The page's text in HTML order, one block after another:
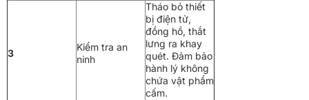
3
Kiểm tra an
ninh
Tháo bỏ thiết
bị điện tử,
đồng hồ, thắt
lưng ra khay
quét. Đảm bảo
hành lý không
chứa vật phẩm
cấm.